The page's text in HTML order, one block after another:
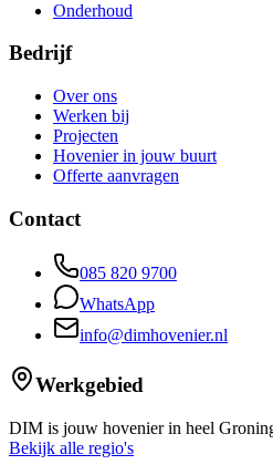
Onderhoud
Bedrijf
Over ons
Werken bij
Projecten
Hovenier in jouw buurt
Offerte aanvragen
Contact
085 820 9700
WhatsApp
info@dimhovenier.nl
Werkgebied
DIM is jouw hovenier in heel
Bekijk alle regio's